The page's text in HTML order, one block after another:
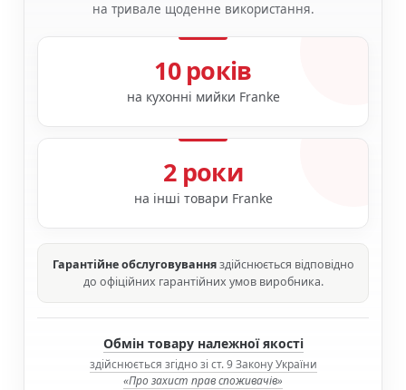
на тривале щоденне використання.
10 років
на кухонні мийки Franke
2 роки
на інші товари Franke
Гарантійне обслуговуванняздійснюється відповідно
до офіційних гарантійних умов виробника.
Обмін товару належної якості
здійснюється згідно зі ст. 9 Закону України
«Про захист прав споживачів»